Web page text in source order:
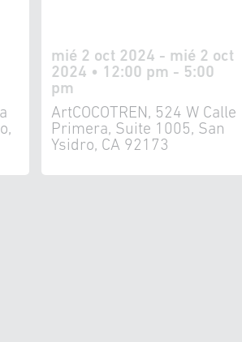
mié 2 oct 2024 - mié 2 oct
2024 • 12:00 pm - 5:00
pm
ArtCOCOTREN, 524 W Calle
Primera, Suite 1005, San
Ysidro, CA 92173